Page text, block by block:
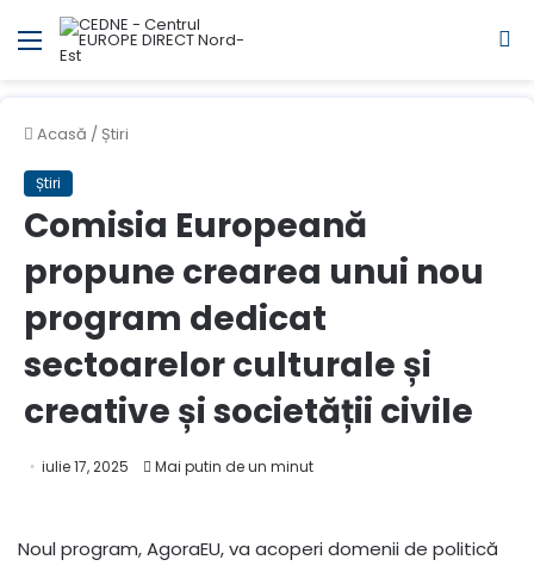
Meniul
Acasă / Știri
Știri
Comisia Europeană
propune crearea unui nou
program dedicat
sectoarelor culturale și
creative și societății civile
iulie 17, 2025 Mai putin de un minut
Noul program, AgoraEU, va acoperi domenii de politică